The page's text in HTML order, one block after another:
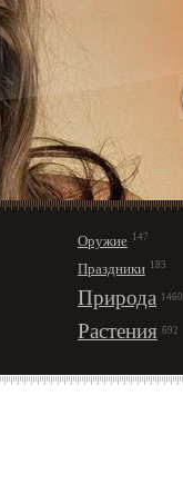
Оружие 147
Праздники 183
Природа 1460
Растения 692